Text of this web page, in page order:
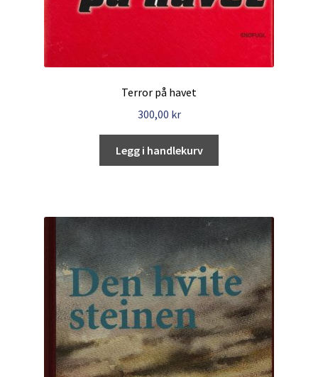
Terror på havet
300,00 kr
Legg i handlekurv